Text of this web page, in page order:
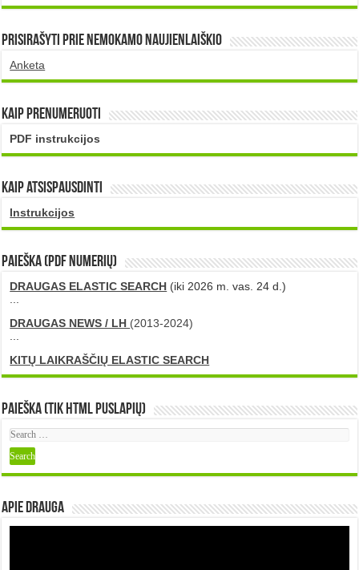
Prisirašyti prie nemokamo naujienlaiškio
Anketa
Kaip prenumeruoti
PDF instrukcijos
Kaip atsispausdinti
Instrukcijos
PAIEŠKA (PDF numerių)
DRAUGAS ELASTIC SEARCH (iki 2026 m. vas. 24 d.)
...
DRAUGAS NEWS / LH (2013-2024)
...
KITŲ LAIKRAŠČIŲ ELASTIC SEARCH
Paieška (tik HTML puslapių)
Apie DRAUGA